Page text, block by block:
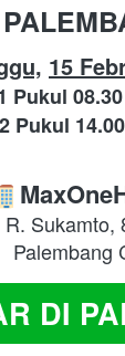
15
Pukul
Pukul
Sukamto,
Palembang
DI